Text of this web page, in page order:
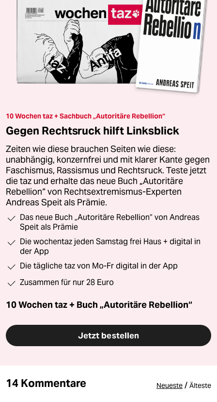
10 Wochen taz + Sachbuch „Autoritäre Rebellion“
Gegen Rechtsruck hilft Linksblick
Zeiten wie diese brauchen Seiten wie diese:
unabhängig, konzernfrei und mit klarer Kante gegen
Faschismus, Rassismus und Rechtsruck. Teste jetzt
die taz und erhalte das neue Buch „Autoritäre
Rebellion“ von Rechtsextremismus-Experten
Andreas Speit als Prämie.
Das neue Buch „Autoritäre Rebellion“ von Andreas
Speit als Prämie
Die wochentaz jeden Samstag frei Haus + digital in
der App
Die tägliche taz von Mo-Fr digital in der App
Zusammen für nur 28 Euro
10 Wochen taz + Buch „Autoritäre Rebellion“
Jetzt bestellen
14 Kommentare Neueste / Älteste